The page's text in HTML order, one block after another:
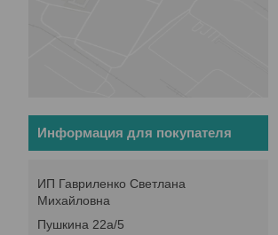
Информация для покупателя
ИП Гавриленко Светлана
Михайловна
Пушкина 22а/5